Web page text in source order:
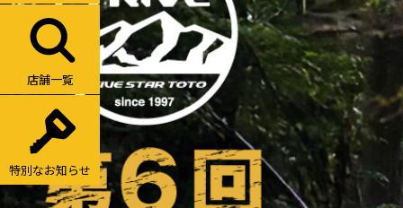
店舗一覧
特別なお知らせ